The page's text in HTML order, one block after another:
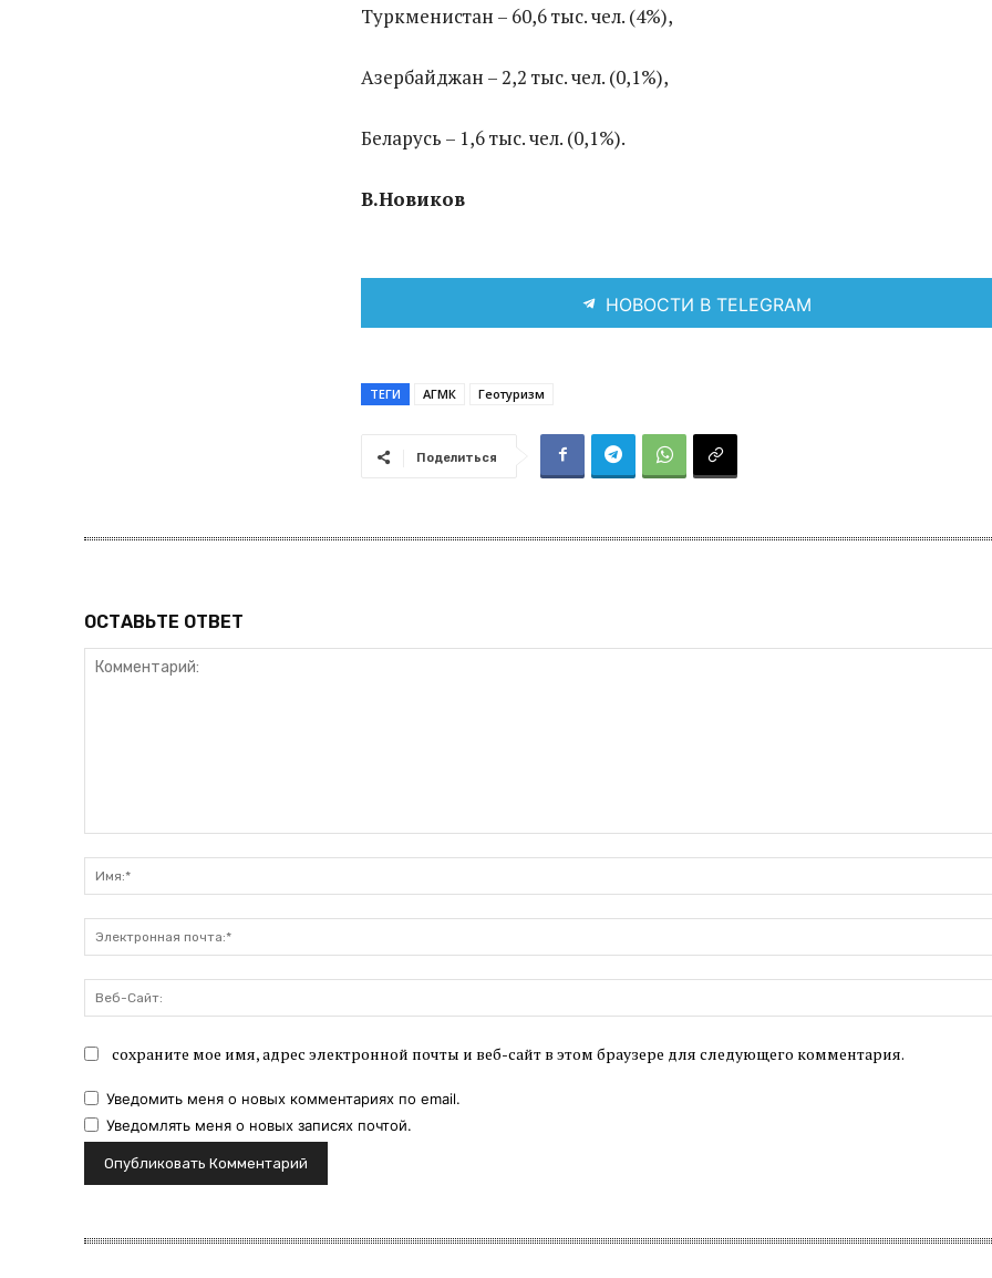
Туркменистан – 60,6 тыс. чел. (4%),
Азербайджан – 2,2 тыс. чел. (0,1%),
Беларусь – 1,6 тыс. чел. (0,1%).
В.Новиков
НОВОСТИ В TELEGRAM
ТЕГИ АГМК Геотуризм
Поделиться
ОСТАВЬТЕ ОТВЕТ
сохраните мое имя, адрес электронной почты и веб-сайт в этом браузере для следующего комментария.
Уведомить меня о новых комментариях по email.
Уведомлять меня о новых записях почтой.